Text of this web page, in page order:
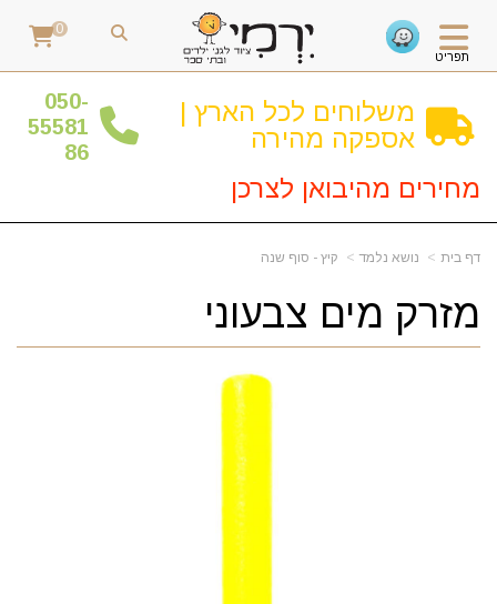
תפריט
0
משלוחים לכל הארץ |
אספקה מהירה
050-
55581
86
מחירים מהיבואן לצרכן
דף בית נושא נלמד קיץ - סוף שנה
מזרק מים צבעוני